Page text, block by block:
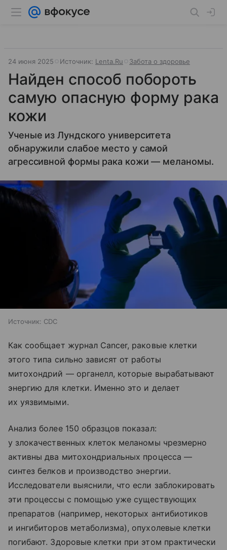
24 июня 2025 Источник: Lenta.Ru Забота о здоровье
Найден способ побороть
самую опасную форму рака
кожи
Ученые из Лундского университета
обнаружили слабое место у самой
агрессивной формы рака кожи — меланомы.
Источник: CDC
Как сообщает журнал Cancer, раковые клетки
этого типа сильно зависят от работы
митохондрий — органелл, которые вырабатывают
энергию для клетки. Именно это и делает
их уязвимыми.
Анализ более 150 образцов показал:
у злокачественных клеток меланомы чрезмерно
активны два митохондриальных процесса —
синтез белков и производство энергии.
Исследователи выяснили, что если заблокировать
эти процессы с помощью уже существующих
препаратов (например, некоторых антибиотиков
и ингибиторов метаболизма), опухолевые клетки
погибают. Здоровые клетки при этом практически